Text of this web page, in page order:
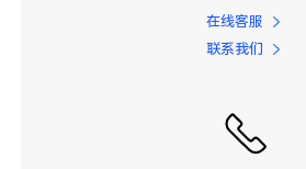
在线客服
联系我们